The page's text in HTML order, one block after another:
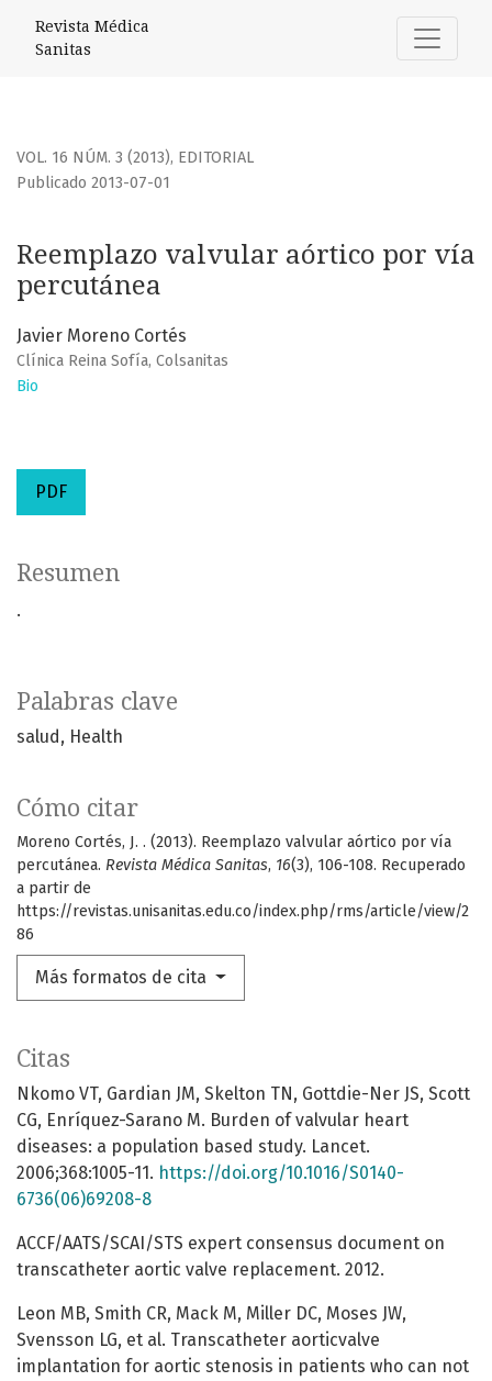
Revista Médica
Sanitas
VOL. 16 NÚM. 3 (2013), EDITORIAL
Reemplazo valvular aórtico por vía
percutánea
Publicado 2013-07-01
Javier Moreno Cortés
Clínica Reina Sofía, Colsanitas
Bio
PDF
Palabras clave
salud Health
Cómo citar
Moreno Cortés, J. . (2013). Reemplazo valvular aórtico por vía
percutánea. Revista Médica Sanitas, 16(3), 106-108. Recuperado
a partir de
https://revistas.unisanitas.edu.co/index.php/rms/article/view/2
86
Más formatos de cita
Resumen
.
Citas
Nkomo VT, Gardian JM, Skelton TN, Gottdie-Ner JS, Scott
CG, Enríquez-Sarano M. Burden of valvular heart
diseases: a population based study. Lancet.
2006;368:1005-11. https://doi.org/10.1016/S0140-
6736(06)69208-8
ACCF/AATS/SCAI/STS expert consensus document on
transcatheter aortic valve replacement. 2012.
Leon MB, Smith CR, Mack M, Miller DC, Moses JW,
Svensson LG, et al. Transcatheter aorticvalve
implantation for aortic stenosis in patients who can not